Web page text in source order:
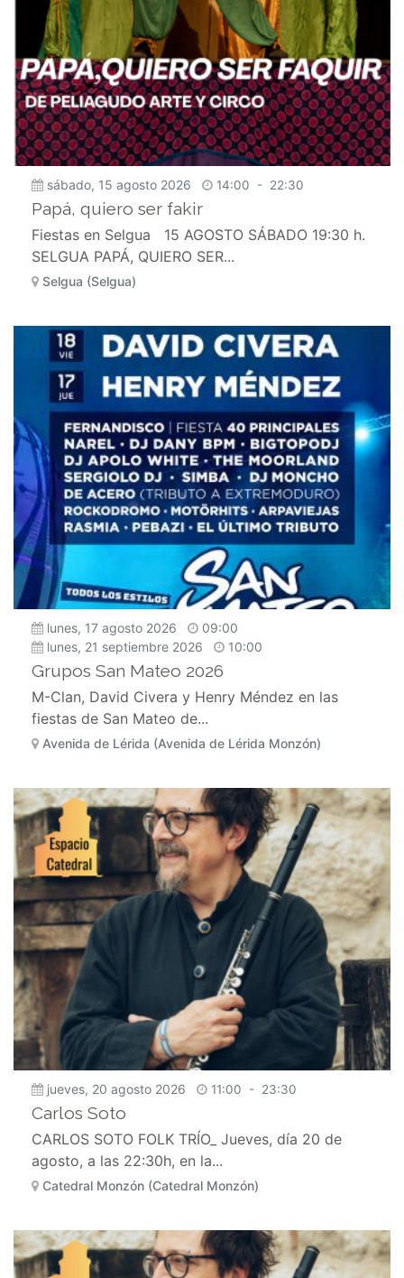
sábado, 15 agosto 2026 14:00 - 22:30
Papá, quiero ser fakir
Fiestas en Selgua 15 AGOSTO SÁBADO 19:30 h.
SELGUA PAPÁ, QUIERO SER...
Selgua (Selgua)
lunes, 17 agosto 2026
09:00
lunes, 21 septiembre 2026
10:00
Grupos San Mateo 2026
M-Clan, David Civera y Henry Méndez en las
fiestas de San Mateo de...
Avenida de Lérida (Avenida de Lérida Monzón)
jueves, 20 agosto 2026 11:00 - 23:30
Carlos Soto
CARLOS SOTO FOLK TRÍO_ Jueves, día 20 de
agosto, a las 22:30h, en la...
Catedral Monzón (Catedral Monzón)